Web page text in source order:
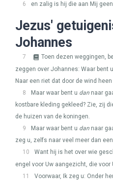
6
en zalig is hij die aan Mij
Jezus'
Johannes
7
Toen dezen weggingen,
zeggen over Johannes: Waar bent
Naar een riet dat door de wind
8
Maar waar bent u dan naar
kostbare kleding gekleed? Zie, zij
de huizen van de koningen.
9
Maar waar bent u dan naar
zeg u, zelfs naar veel meer dan
10
Want hij is het over wie
engel voor Uw aangezicht, die
11
Voorwaar, Ik zeg u: Onder